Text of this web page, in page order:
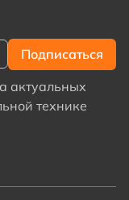
актуальных
технике